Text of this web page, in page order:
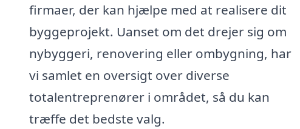
firmaer, der kan hjælpe med at realisere dit
byggeprojekt. Uanset om det drejer sig om
nybyggeri, renovering eller ombygning, har
vi samlet en oversigt over diverse
totalentreprenører i området, så du kan
træffe det bedste valg.